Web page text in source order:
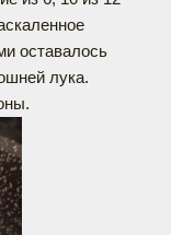
оставалось
лука.